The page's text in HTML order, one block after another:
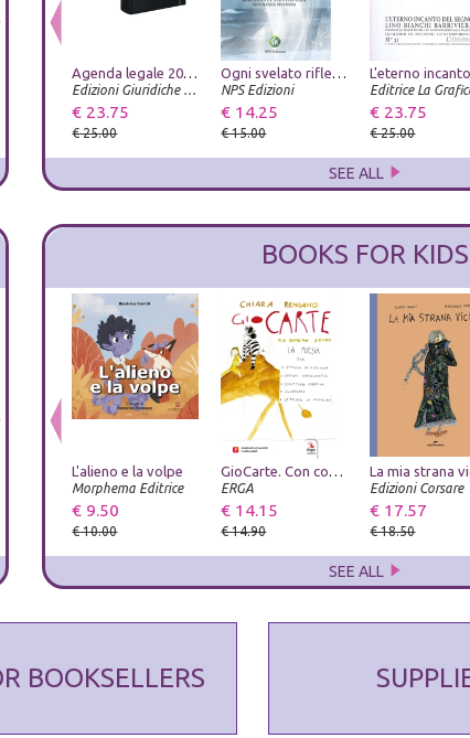
Bellezza e Bruttezza. Ideale reale caricaturale nel rinascimento
Allemandi
Studi tizianeschi. Annuario della Fondazione Centro studi Tiziano e Cadore. Ediz. illustrata. Vol. 15
ZeL Edizioni
Museo Archeologico Nazionale di Napoli. Domus. Gli arredi di Pompei
Istituto dell'Enciclopedia Italiana
Agenda legale 2027. Classica Lizard blu. Con app Agenda Legale Pro
Edizioni Giuridiche Simone
€ 23.75
€ 25.00
Ogni svelato riflesso. Racconti fantastici
NPS Edizioni
€ 14.25
€ 15.00
Editrice La
€ 23.75
€ 25.00
SEE ALL
elect
Editrice
Tex. La letteratura più veloce del West
Luni Editrice
Ustica. Vergogna di Stato
Edizioni Ex Libris
BOOKS FOR KIDS
L'alieno e la volpe
Morphema Editrice
€ 9.50
€ 10.00
GioCarte. Con contenuti ed esercizi multimediali
ERGA
€ 14.15
€ 14.90
Edizioni Corsare
€ 17.57
€ 18.50
SEE ALL
BOOKSELLERS